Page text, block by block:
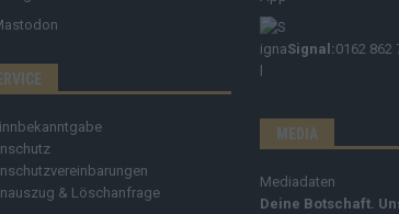
& Löschanfrage
Signal:0162 862
MEDIA
Mediadaten
Deine Botschaft.